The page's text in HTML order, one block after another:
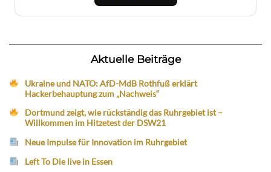
Aktuelle Beiträge
Ukraine und NATO: AfD-MdB Rothfuß erklärt
Hackerbehauptung zum „Nachweis“
Dortmund zeigt, wie rückständig das Ruhrgebiet ist –
Willkommen im Hitzetest der DSW21
Neue Impulse für Innovation im Ruhrgebiet
Left To Die live in Essen